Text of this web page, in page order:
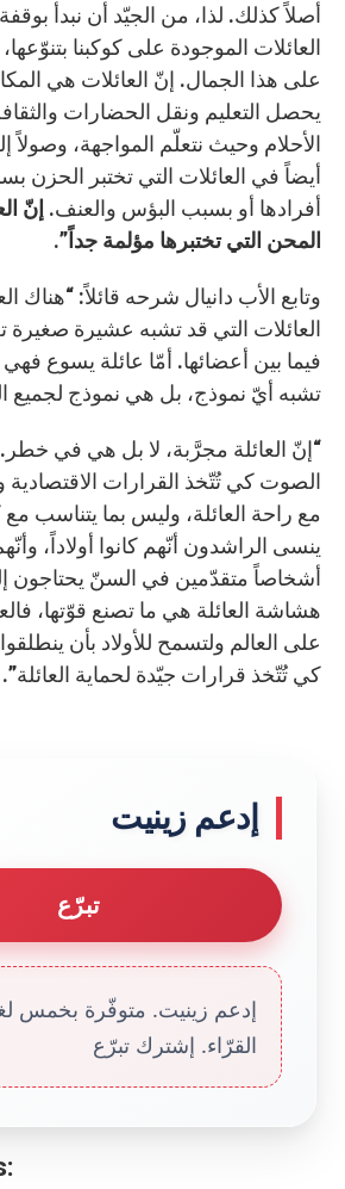
أصلاً كذلك. لذا، من الجيّد أن نبدأ
العائلات الموجودة على كوكبنا
على هذا الجمال. إنّ العائلات هي
يحصل التعليم ونقل الحضارات
الأحلام وحيث نتعلّم المواجهة، وصولاً
أيضاً في العائلات التي تختبر الحزن
أفرادها أو بسبب البؤس والعنف. إنّ
المحن التي تختبرها مؤلمة جداً”.
وتابع الأب دانيال شرحه قائلاً: “هناك
العائلات التي قد تشبه عشيرة
فيما بين أعضائها. أمّا عائلة يسوع
تشبه أيّ نموذج، بل هي نموذج لجميع
“إنّ العائلة مجرَّبة، لا بل هي في خطر.
الصوت كي تُتّخذ القرارات الاقتصادية
مع راحة العائلة، وليس بما يتناسب
ينسى الراشدون أنّهم كانوا أولاداً،
أشخاصاً متقدّمين في السنّ يحتاجون
هشاشة العائلة هي ما تصنع قوّتها،
على العالم ولتسمح للأولاد بأن
كي تُتّخذ قرارات جيّدة لحماية العائلة”.
إدعم زينيت
تبرّع
إدعم زينيت. متوفّرة بخمس
القرّاء. إشترك تبرّع